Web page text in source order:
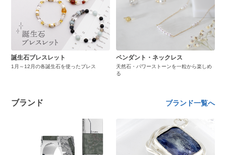
誕生石ブレスレット
1月～12月の各誕生石を使ったブレス
ペンダント・ネックレス
天然石・パワーストーンを一粒から楽しめ
る
ブランド ブランド一覧へ